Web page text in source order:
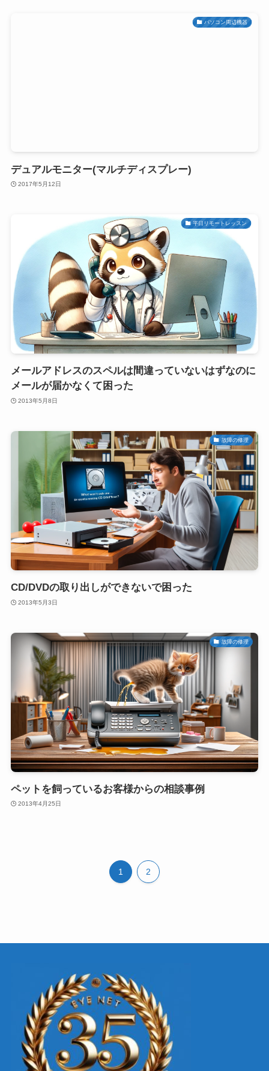
パソコン周辺機器
デュアルモニター(マルチディスプレー)
2017年5月12日
平日リモートレッスン
メールアドレスのスペルは間違っていないはずなのに
メールが届かなくて困った
2013年5月8日
故障の修理
CD/DVDの取り出しができないで困った
2013年5月3日
故障の修理
ペットを飼っているお客様からの相談事例
2013年4月25日
1 2